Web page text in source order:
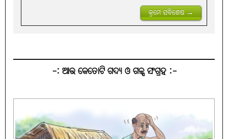
କ୍ରମେ ସବିଶେଷ →
-: ଆଉ କେତୋଟି ଗଦ୍ୟ ଓ ଗଳ୍ପ ସଂଗ୍ରହ :-